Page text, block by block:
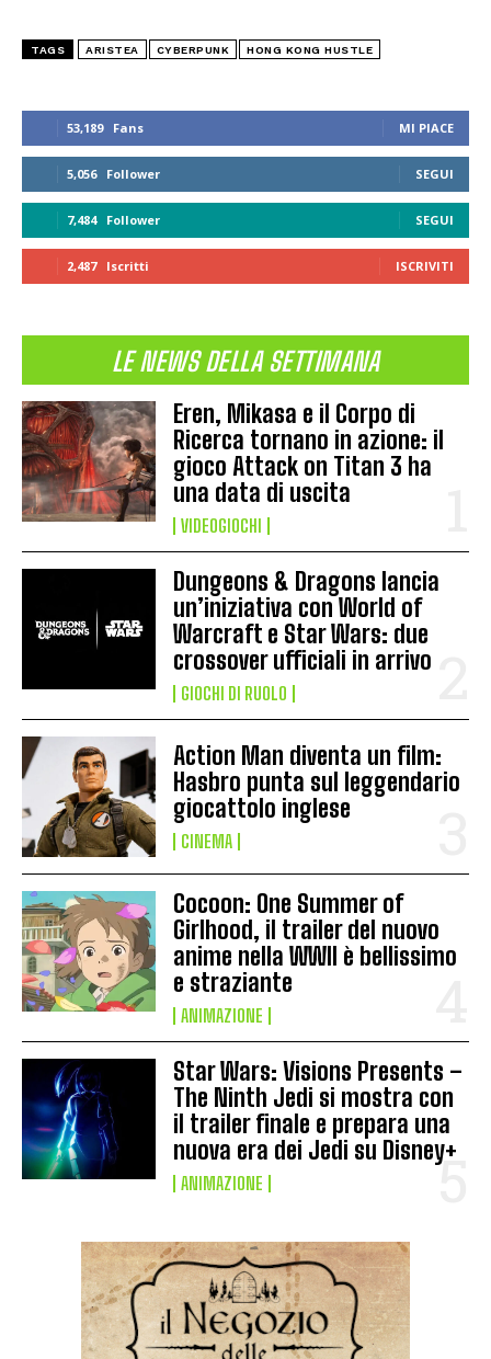
53,189 Fans MI PIACE
5,056 Follower SEGUI
7,484 Follower SEGUI
2,487 Iscritti ISCRIVITI
LE NEWS DELLA SETTIMANA
Eren, Mikasa e il Corpo di
Ricerca tornano in azione: il
gioco Attack on Titan 3 ha
una data di uscita
VIDEOGIOCHI
Dungeons & Dragons lancia
un’iniziativa con World of
Warcraft e Star Wars: due
crossover ufficiali in arrivo
GIOCHI DI RUOLO
Action Man diventa un film:
Hasbro punta sul leggendario
giocattolo inglese
CINEMA
Cocoon: One Summer of
Girlhood, il trailer del nuovo
anime nella WWII è bellissimo
e straziante
ANIMAZIONE
Star Wars: Visions Presents –
The Ninth Jedi si mostra con
il trailer finale e prepara una
nuova era dei Jedi su Disney+
ANIMAZIONE
TAGS ARISTEA CYBERPUNK HONG KONG HUSTLE